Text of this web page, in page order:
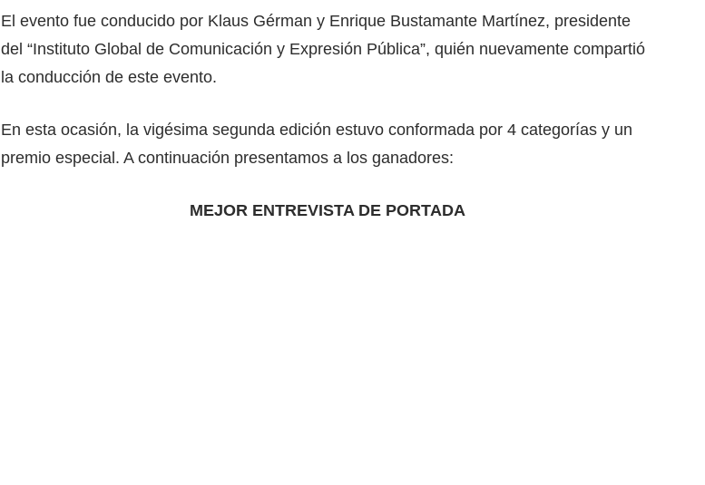
El evento fue conducido por Klaus Gérman y Enrique Bustamante Martínez, presidente
del “Instituto Global de Comunicación y Expresión Pública”, quién nuevamente compartió
la conducción de este evento.
En esta ocasión, la vigésima segunda edición estuvo conformada por 4 categorías y un
premio especial. A continuación presentamos a los ganadores:
MEJOR ENTREVISTA DE PORTADA